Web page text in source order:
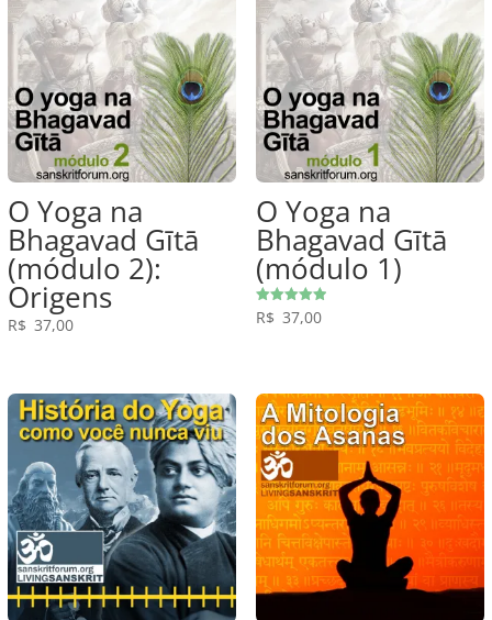
O Yoga na
Bhagavad Gītā
(módulo 2):
Origens
R$ 37,00
O Yoga na
Bhagavad Gītā
(módulo 1)
Avaliação
5.00
R$ 37,00